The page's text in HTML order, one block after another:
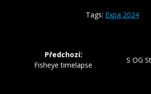
Tags: Expa 2024
pro
Předchozí:
Předchozí
Fisheye timelapse
Další
S OG